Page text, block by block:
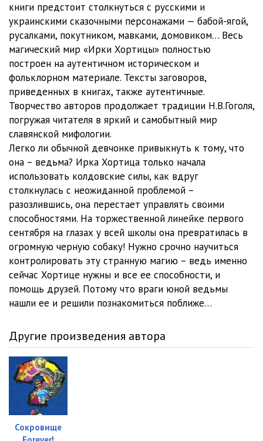
15_Vedmino nasledstvo
16_Vedmino nasledstvo 14:57
17_Vedmino nasledstvo
18_Vedmino nasledstvo
19_Vedmino nasledstvo 11:07
20_Vedmino nasledstvo
21_Vedmino nasledstvo 10:49
22_Vedmino nasledstvo
23_Vedmino nasledstvo
24_Vedmino nasledstvo 10:02
25_Vedmino nasledstvo
26_Vedmino nasledstvo 12:27
27_Vedmino nasledstvo
28_Vedmino nasledstvo
29_Vedmino nasledstvo
30_Vedmino nasledstvo
31_Vedmino nasledstvo
32_Vedmino nasledstvo
33_Vedmino nasledstvo
книги предстоит столкнуться с русскими и
украинскими сказочными персонажами — бабой-ягой,
русалками, покутником, мавками, домовиком… Весь
магический мир «Ирки Хортицы» полностью
построен на аутентичном историческом и
фольклорном материале. Тексты заговоров,
приведенных в книгах, также аутентичные.
Творчество авторов продолжает традиции Н.В.Гоголя,
погружая читателя в яркий и самобытный мир
славянской мифологии.
Легко ли обычной девчонке привыкнуть к тому, что
она – ведьма? Ирка Хортица только начала
использовать колдовские силы, как вдруг
столкнулась с неожиданной проблемой –
разозлившись, она перестает управлять своими
способностями. На торжественной линейке первого
сентября на глазах у всей школы она превратилась в
огромную черную собаку! Нужно срочно научиться
контролировать эту странную магию – ведь именно
сейчас Хортице нужны и все ее способности, и
помощь друзей. Потому что враги юной ведьмы
нашли ее и решили познакомиться поближе…
Другие произведения автора
Сокровище